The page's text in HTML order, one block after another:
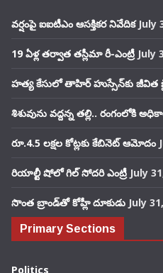
వర్షంపై ఐఐటీఎం ఆసక్తికర నివేదిక July
19 ఏళ్ల తర్వాత తస్లీమా రీ-ఎంట్రీ July
హత్య కేసులో తాహిర్ హుస్సేన్‌కు జీవిత
శిశువును వద్దన్న తల్లి.. రంగంలోకి
రూ.4.5 లక్షల కోట్లకు కేబినెట్ ఆమోదం
రియాల్టీ షోలో గిల్ సోదరి ఎంట్రీ July
సొంత బ్రాండ్‌తో కోహ్లీ దూకుడు July
Primary Sections
Politics